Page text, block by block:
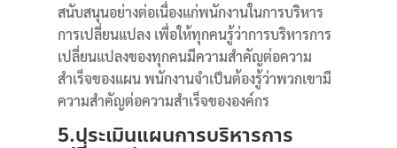
สนับสนุนอย่างต่อเนื่องแก่พนักงานในการบริหาร
การเปลี่ยนแปลง เพื่อให้ทุกคนรู้ว่าการบริหารการ
เปลี่ยนแปลงของทุกคนมีความสำคัญต่อความ
สำเร็จของแผน พนักงานจำเป็นต้องรู้ว่าพวกเขามี
ความสำคัญต่อความสำเร็จขององค์กร
5.ประเมินแผนการบริหารการ